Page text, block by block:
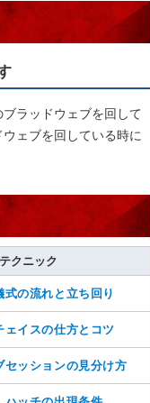
ラッドウェブを回して
ェブを回している時に
クニック
式の流れと立ち回り
ェイスの仕方とコツ
セッションの見分け方